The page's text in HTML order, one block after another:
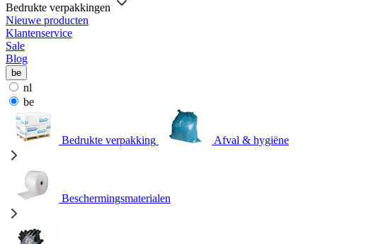
Bedrukte verpakkingen
Nieuwe producten
Klantenservice
Sale
Blog
be
nl
be
Bedrukte verpakking Afval & hygiëne
Beschermingsmaterialen